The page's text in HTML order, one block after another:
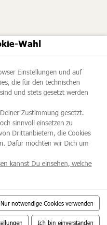
Wahl
Einstellungen und auf
die für den technischen
und stets gesetzt werden
Zustimmung gesetzt.
sinnvoll einsetzen zu
Drittanbietern, die Cookies
Dafür möchten wir Dich um
kannst Du einsehen, welche
Nur notwendige Cookies verwenden
Ich bin einverstanden
und abonnieren Sie
und in St. Peter-